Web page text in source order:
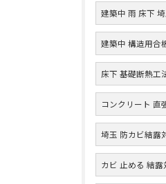
建築中 雨 床下
建築中 構造用合
床下 基礎断熱工
コンクリート 直
埼玉 防カビ結露
カビ 止める 結露